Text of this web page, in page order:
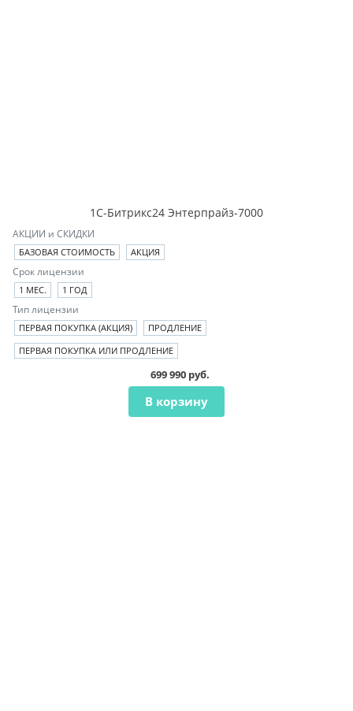
1С-Битрикс24 Энтерпрайз-7000
АКЦИИ и СКИДКИ
БАЗОВАЯ СТОИМОСТЬ АКЦИЯ
Срок лицензии
1 МЕС. 1 ГОД
Тип лицензии
ПЕРВАЯ ПОКУПКА (АКЦИЯ)
ПРОДЛЕНИЕ
ПЕРВАЯ ПОКУПКА ИЛИ ПРОДЛЕНИЕ
699 990 руб.
В корзину